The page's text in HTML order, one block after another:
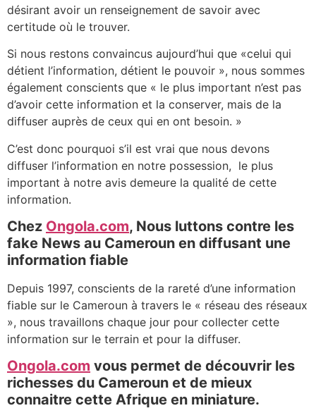
désirant avoir un renseignement de savoir avec
certitude où le trouver.
Si nous restons convaincus aujourd’hui que «celui qui
détient l’information, détient le pouvoir », nous sommes
également conscients que « le plus important n’est pas
d’avoir cette information et la conserver, mais de la
diffuser auprès de ceux qui en ont besoin. »
C’est donc pourquoi s’il est vrai que nous devons
diffuser l’information en notre possession, le plus
important à notre avis demeure la qualité de cette
information.
Chez Ongola.com, Nous luttons contre les
fake News au Cameroun en diffusant une
information fiable
Depuis 1997, conscients de la rareté d’une information
fiable sur le Cameroun à travers le « réseau des réseaux
», nous travaillons chaque jour pour collecter cette
information sur le terrain et pour la diffuser.
Ongola.com vous permet de découvrir les
richesses du Cameroun et de mieux
connaitre cette Afrique en miniature.